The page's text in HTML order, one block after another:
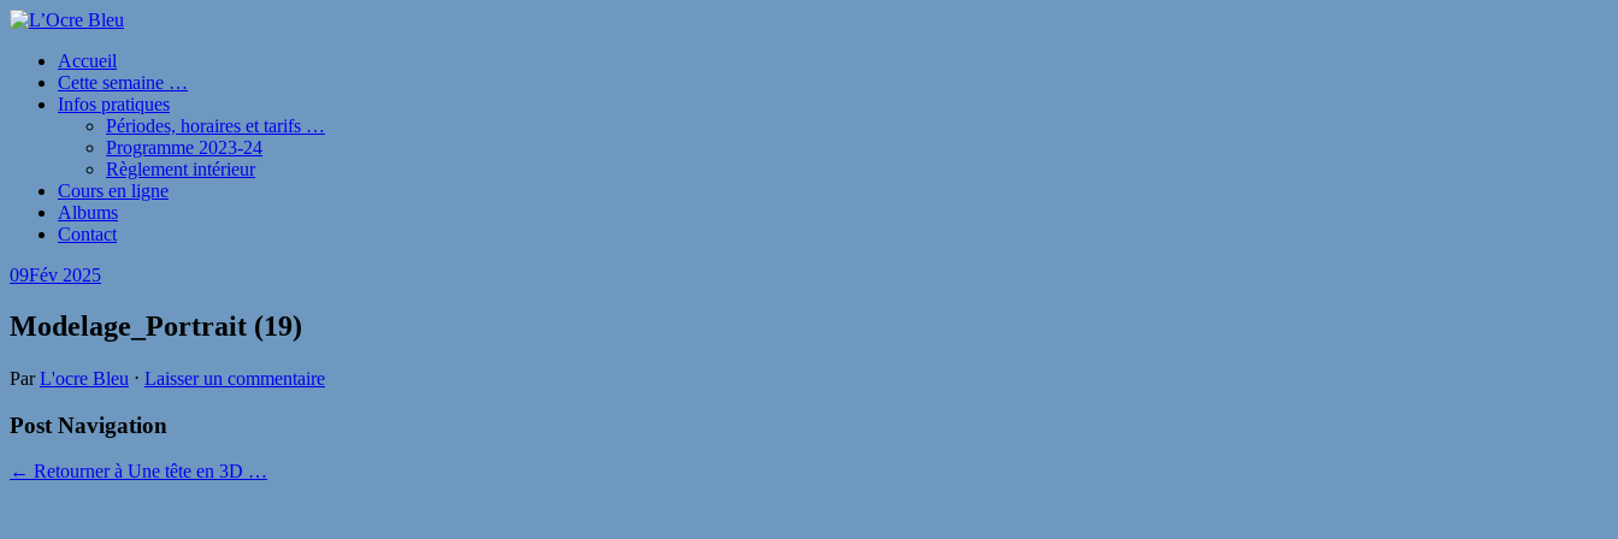
Accueil
Cette semaine …
Infos pratiques
Périodes, horaires et tarifs …
Programme 2023-24
Règlement intérieur
Cours en ligne
Albums
Contact
09Fév 2025
Modelage_Portrait (19)
ParL'ocre Bleu ⋅ Laisser un commentaire
Post Navigation
← Retourner à Une tête en 3D …